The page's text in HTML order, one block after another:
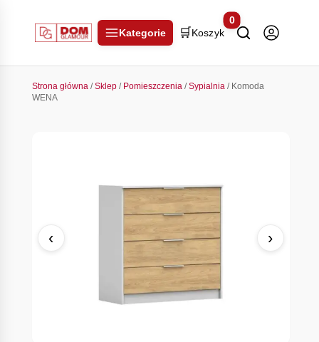
Kategorie 🛒 Koszyk
0
Strona główna/Sklep/ Pomieszczenia/Sypialnia/ Komoda
WENA
‹ ›